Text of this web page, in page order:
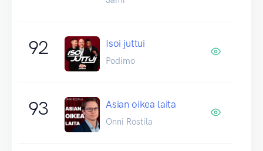
92 Isoi juttui
Podimo
93 Asian oikea laita
Onni Rostila